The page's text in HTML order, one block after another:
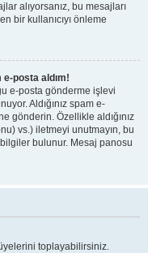
alıyorsanız, bu mesajları
bir kullanıcıyı önleme
posta aldım!
e-posta gönderme işlevi
Aldığınız spam e-
gönderin. Özellikle aldığınız
vs.) iletmeyi unutmayın, bu
bilgiler bulunur. Mesaj panosu
toplayabilirsiniz.